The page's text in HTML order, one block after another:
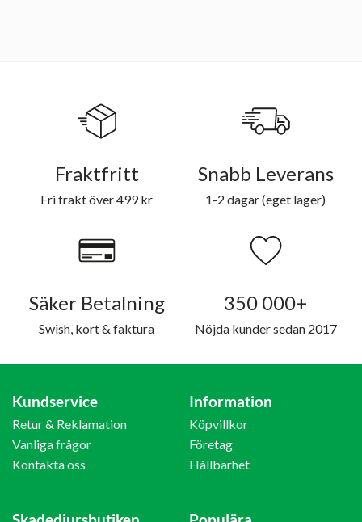
Fraktfritt
Fri frakt över 499 kr
Snabb Leverans
1-2 dagar (eget lager)
Säker Betalning
Swish, kort & faktura
350 000+
Nöjda kunder sedan 2017
Kundservice
Retur & Reklamation
Vanliga frågor
Kontakta oss
Information
Köpvillkor
Företag
Hållbarhet